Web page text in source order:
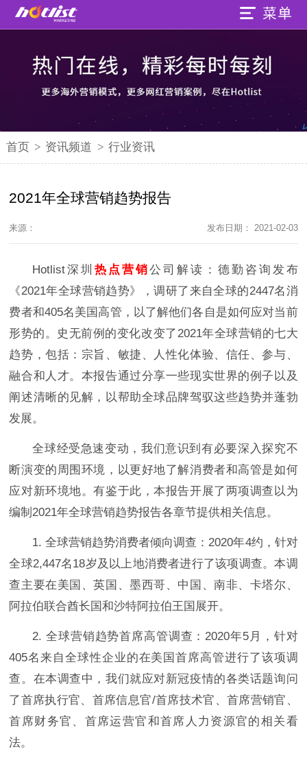
首页 > 资讯频道 > 行业资讯
2021年全球营销趋势报告
来源： 发布日期： 2021-02-03
Hotlist深圳热点营销公司解读： 德勤咨询发布
《2021年全球营销趋势》，调研了来自全球的2447名消
费者和405名美国高管，以了解他们各自是如何应对当前
形势的。史无前例的变化改变了2021年全球营销的七大
趋势，包括：宗旨、敏捷、人性化体验、信任、参与、
融合和人才。本报告通过分享一些现实世界的例子以及
阐述清晰的见解，以帮助全球品牌驾驭这些趋势并蓬勃
发展。
全球经受急速变动，我们意识到有必要深入探究不
断演变的周围环境，以更好地了解消费者和高管是如何
应对新环境地。有鉴于此，本报告开展了两项调查以为
编制2021年全球营销趋势报告各章节提供相关信息。
1. 全球营销趋势消费者倾向调查：2020年4约，针对
全球2,447名18岁及以上地消费者进行了该项调查。本调
查主要在美国、英国、墨西哥、中国、南非、卡塔尔、
阿拉伯联合酋长国和沙特阿拉伯王国展开。
2. 全球营销趋势首席高管调查：2020年5月，针对
405名来自全球性企业的在美国首席高管进行了该项调
查。在本调查中，我们就应对新冠疫情的各类话题询问
了首席执行官、首席信息官/首席技术官、首席营销官、
首席财务官、首席运营官和首席人力资源官的相关看
法。